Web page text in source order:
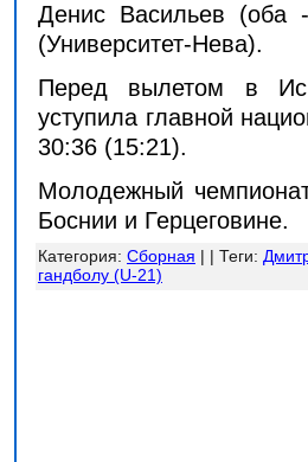
Денис Васильев (оба
(Университет-Нева).
Перед вылетом в
уступила главной
30:36 (15:21).
Молодежный
Боснии и Герцеговине.
Категория: Сборная | | Теги:
гандболу (U-21)